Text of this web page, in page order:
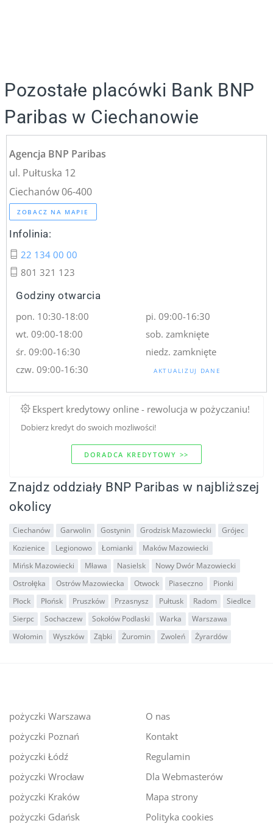
Pozostałe placówki Bank BNP
Paribas w Ciechanowie
Agencja BNP Paribas
ul. Pułtuska 12
Ciechanów 06-400
ZOBACZ NA MAPIE
Infolinia:
22 134 00 00
801 321 123
Godziny otwarcia
pon. 10:30-18:00
wt. 09:00-18:00
śr. 09:00-16:30
czw. 09:00-16:30
pi. 09:00-16:30
sob. zamknięte
niedz. zamknięte
AKTUALIZUJ DANE
Ekspert kredytowy online - rewolucja w pożyczaniu!
Dobierz kredyt do swoich mozliwości!
DORADCA KREDYTOWY >>
Znajdz oddziały BNP Paribas w najbliższej
okolicy
Ciechanów Garwolin Gostynin Grodzisk Mazowiecki
Grójec
Kozienice
Legionowo Łomianki
Maków Mazowiecki
Mińsk Mazowiecki
Mława Nasielsk
Nowy Dwór Mazowiecki
Ostrołęka
Ostrów Mazowiecka Otwock Piaseczno
Pionki
Płock
Płońsk Pruszków Przasnysz Pułtusk Radom
Siedlce
Sierpc
Sochaczew Sokołów Podlaski Warka
Warszawa
Wołomin
Wyszków Ząbki Żuromin Zwoleń Żyrardów
pożyczki Warszawa
pożyczki Poznań
pożyczki Łódź
pożyczki Wrocław
pożyczki Kraków
pożyczki Gdańsk
O nas
Kontakt
Regulamin
Dla Webmasterów
Mapa strony
Polityka cookies